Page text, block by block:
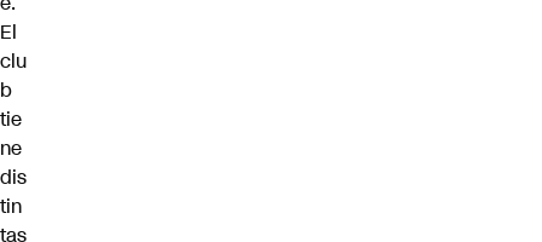
El
clu
b
tie
ne
dis
tin
tas